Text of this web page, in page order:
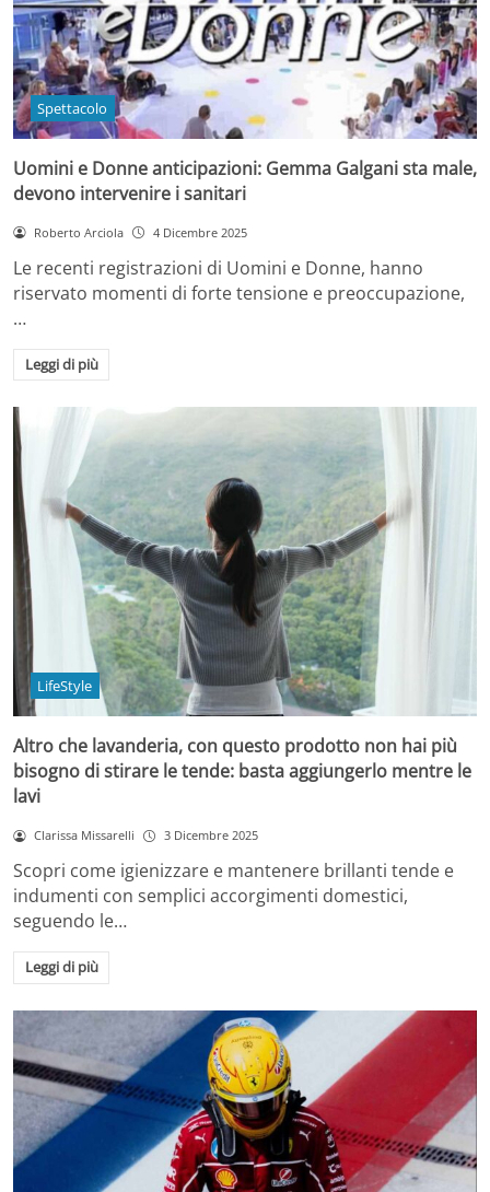
Spettacolo
Uomini e Donne anticipazioni: Gemma Galgani sta male,
devono intervenire i sanitari
Roberto Arciola 4 Dicembre 2025
Le recenti registrazioni di Uomini e Donne, hanno
riservato momenti di forte tensione e preoccupazione,
…
Leggi di più
LifeStyle
Altro che lavanderia, con questo prodotto non hai più
bisogno di stirare le tende: basta aggiungerlo mentre le
lavi
Clarissa Missarelli 3 Dicembre 2025
Scopri come igienizzare e mantenere brillanti tende e
indumenti con semplici accorgimenti domestici,
seguendo le…
Leggi di più